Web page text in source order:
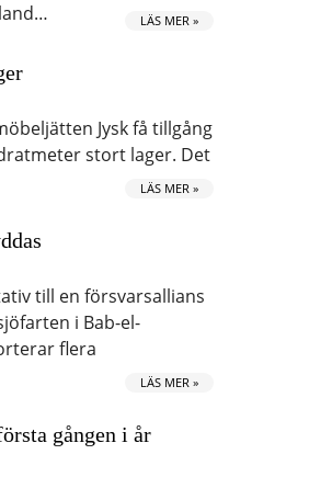
LÄS MER »
Jysk få tillgång
stort lager. Det
LÄS MER »
till en försvarsallians
i Bab-el-
flera
LÄS MER »
gången i år